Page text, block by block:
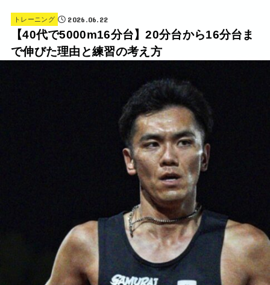
トレーニング 2026.06.22
【40代で5000m16分台】20分台から16分台ま
で伸びた理由と練習の考え方